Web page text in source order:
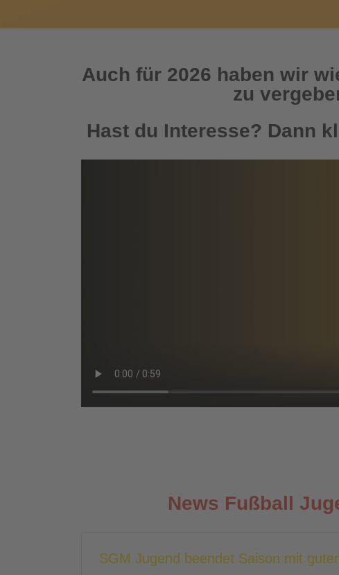
Auch für 2026 haben wir
zu
Hast du Interesse? Dann
News Fußball
SGM Jugend beendet Saison mit